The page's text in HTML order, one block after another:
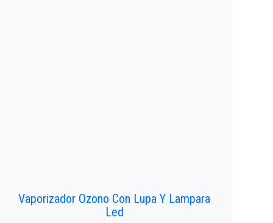
Vaporizador Ozono Con Lupa Y Lampara
Led